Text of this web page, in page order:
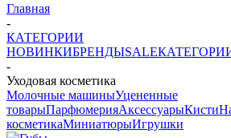
Главная
-
КАТЕГОРИИ
НОВИНКИБРЕНДЫSALE
-
Уходовая косметика
Молочные машиныУцененные
товарыПарфюмерияАксессуарыКисти
косметикаМиниатюрыИгрушки